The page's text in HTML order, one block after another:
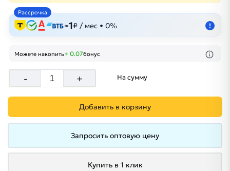
Рассрочка
≈1₽ / мес • 0% !
Можете накопить+ 0.07бонус
- + На сумму
Добавить в корзину
Запросить оптовую цену
Купить в 1 клик